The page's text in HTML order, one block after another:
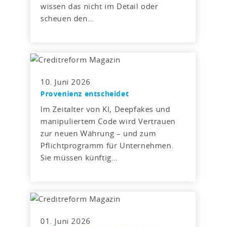
wissen das nicht im Detail oder
scheuen den…
10. Juni 2026
Provenienz entscheidet
Im Zeitalter von KI, Deepfakes und
manipuliertem Code wird Vertrauen
zur neuen Währung – und zum
Pflichtprogramm für Unternehmen.
Sie müssen künftig…
01. Juni 2026